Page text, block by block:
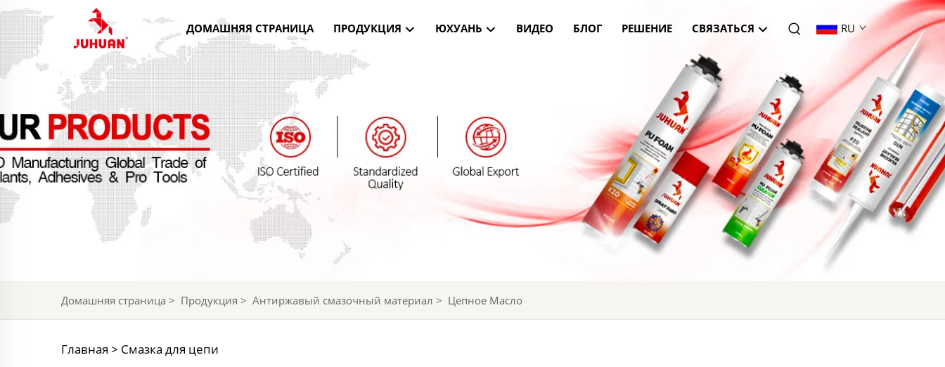
ДОМАШНЯЯ СТРАНИЦА ПРОДУКЦИЯ ЮХУАНЬ ВИДЕО БЛОГ РЕШЕНИЕ СВЯЗАТЬСЯ RU
Домашняя страница > Продукция > Антиржавый смазочный материал > Цепное Масло
Главная > Смазка для цепи